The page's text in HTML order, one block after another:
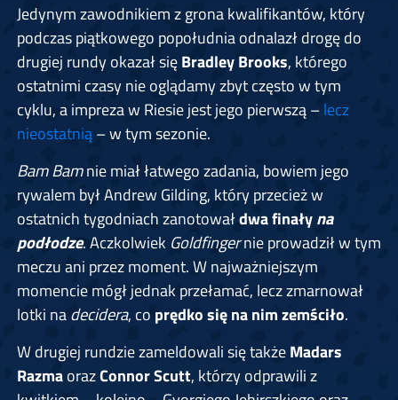
Jedynym zawodnikiem z grona kwalifikantów, który
podczas piątkowego popołudnia odnalazł drogę do
drugiej rundy okazał sięBradley Brooks, którego
ostatnimi czasy nie oglądamy zbyt często w tym
cyklu, a impreza w Riesie jest jego pierwszą –lecz
nieostatnią– w tym sezonie.
Bam Bamnie miał łatwego zadania, bowiem jego
rywalem był Andrew Gilding, który przecież w
ostatnich tygodniach zanotowałdwa finałyna
podłodze. Aczkolwiek Goldfingernie prowadził w tym
meczu ani przez moment. W najważniejszym
momencie mógł jednak przełamać, lecz zmarnował
lotki nadecidera, co prędko się na nim zemściło.
W drugiej rundzie zameldowali się takżeMadars
RazmaorazConnor Scutt, którzy odprawili z